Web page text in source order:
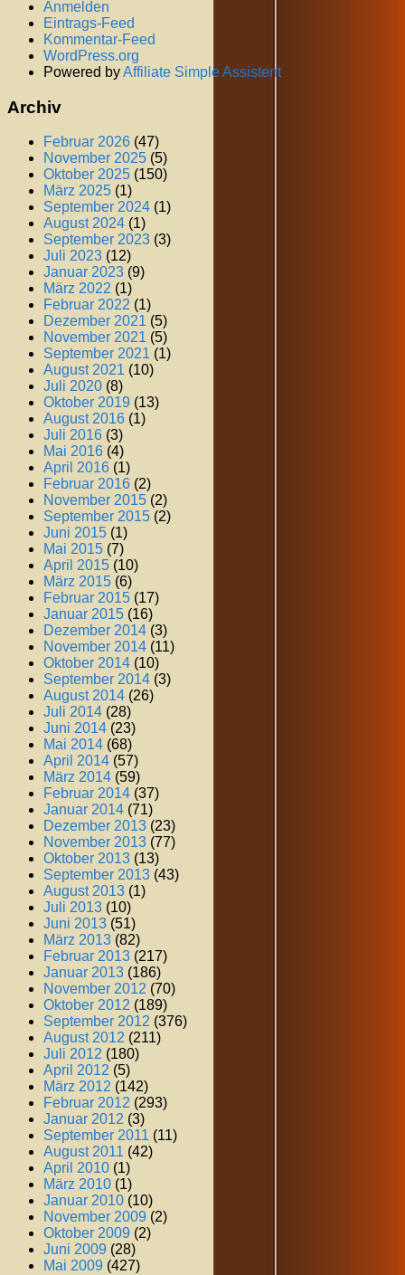
Anmelden
Eintrags-Feed
Kommentar-Feed
WordPress.org
Powered byAffiliate Simple Assistent
Archiv
Februar 2026 (47)
November 2025 (5)
Oktober 2025 (150)
März 2025 (1)
September 2024 (1)
August 2024 (1)
September 2023 (3)
Juli 2023 (12)
Januar 2023 (9)
März 2022 (1)
Februar 2022 (1)
Dezember 2021 (5)
November 2021 (5)
September 2021 (1)
August 2021 (10)
Juli 2020 (8)
Oktober 2019 (13)
August 2016 (1)
Juli 2016 (3)
Mai 2016 (4)
April 2016 (1)
Februar 2016 (2)
November 2015 (2)
September 2015 (2)
Juni 2015 (1)
Mai 2015 (7)
April 2015 (10)
März 2015 (6)
Februar 2015 (17)
Januar 2015 (16)
Dezember 2014 (3)
November 2014 (11)
Oktober 2014 (10)
September 2014 (3)
August 2014 (26)
Juli 2014 (28)
Juni 2014 (23)
Mai 2014 (68)
April 2014 (57)
März 2014 (59)
Februar 2014 (37)
Januar 2014 (71)
Dezember 2013 (23)
November 2013 (77)
Oktober 2013 (13)
September 2013 (43)
August 2013 (1)
Juli 2013 (10)
Juni 2013 (51)
März 2013 (82)
Februar 2013 (217)
Januar 2013 (186)
November 2012 (70)
Oktober 2012 (189)
September 2012 (376)
August 2012 (211)
Juli 2012 (180)
April 2012 (5)
März 2012 (142)
Februar 2012 (293)
Januar 2012 (3)
September 2011 (11)
August 2011 (42)
April 2010 (1)
März 2010 (1)
Januar 2010 (10)
November 2009 (2)
Oktober 2009 (2)
Juni 2009 (28)
Mai 2009 (427)